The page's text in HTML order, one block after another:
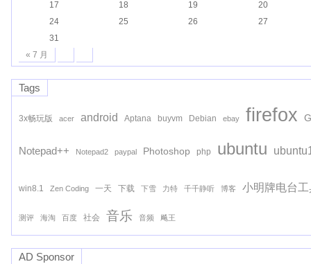
17
18 19
20
24
25 26
27
31
« 7 月
Tags
3x畅玩版 acer android Aptana buyvm Debian ebay firefox
Notepad++ Notepad2 paypal Photoshop php ubuntu
win8.1 Zen Coding 一天 下载 下雪 力特 千千静听 博客 小明牌电台工
测评 海淘 百度 社会 音乐 音频 飚王
AD Sponsor